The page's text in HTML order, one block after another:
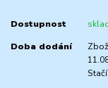
Dostupnost
Doba dodání